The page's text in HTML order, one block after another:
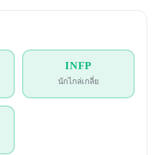
INFP
นักไกล่เกลี่ย